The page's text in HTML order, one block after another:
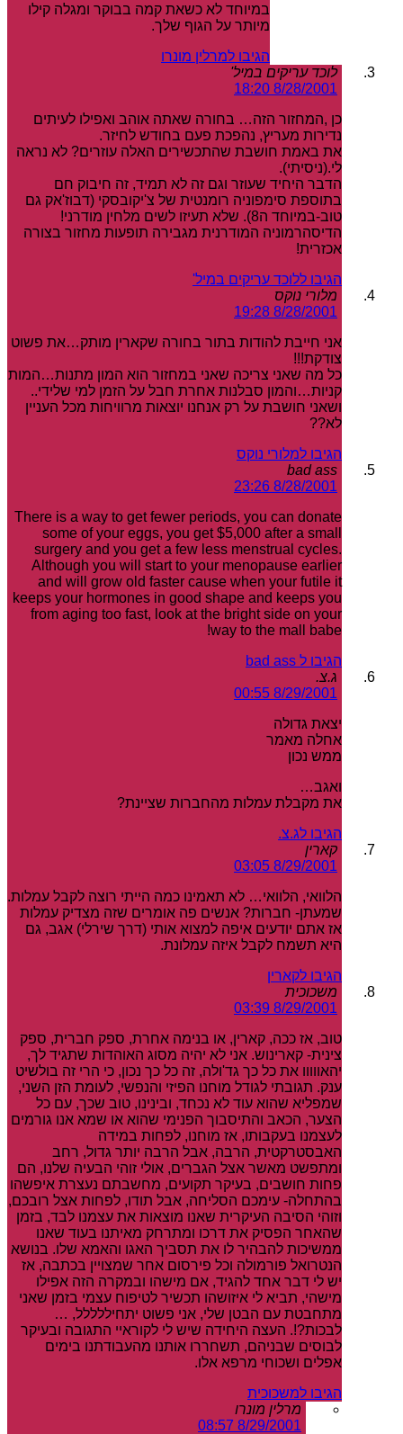
במיוחד לא כשאת קמה בבוקר ומגלה קילו
מיותר על הגוף שלך.
הגיבו למרלין מונרו
לוכד עריקים במיל'
8/28/2001 18:20
כן ,המחזור הזה… בחורה שאתה אוהב ואפילו לעיתים
נדירות מעריץ, נהפכת פעם בחודש לחיזר.
את באמת חושבת שהתכשירים האלה עוזרים? לא נראה
לי.(ניסיתי).
הדבר היחיד שעוזר וגם זה לא תמיד, זה חיבוק חם
בתוספת סימפוניה רומנטית של צ'יקובסקי (דבוז'אק גם
טוב-במיוחד ה8). שלא תעיזו לשים מלחין מודרני!
הדיסהרמוניה המודרנית מגבירה תופעות מחזור בצורה
אכזרית!
הגיבו ללוכד עריקים במיל'
מלורי נוקס
8/28/2001 19:28
אני חייבת להודות בתור בחורה שקארין מותק…את פשוט
צודקת!!!
כל מה שאני צריכה שאני במחזור הוא המון מתנות…המות
קניות…והמון סבלנות אחרת חבל על הזמן למי שלידי..
ושאני חושבת על רק אנחנו יוצאות מרוויחות מכל העניין
לא??
הגיבו למלורי נוקס
bad ass
8/28/2001 23:26
There is a way to get fewer periods, you can donate
some of your eggs, you get $5,000 after a small
surgery and you get a few less menstrual cycles.
Although you will start to your menopause earlier
and will grow old faster cause when your futile it
keeps your hormones in good shape and keeps you
from aging too fast, look at the bright side on your
way to the mall babe!
הגיבו ל bad ass
ג.צ.
8/29/2001 00:55
יצאת גדולה
אחלה מאמר
ממש נכון
ואגב…
את מקבלת עמלות מהחברות שציינת?
הגיבו לג.צ.
קארין
8/29/2001 03:05
הלוואי, הלוואי… לא תאמינו כמה הייתי רוצה לקבל עמלות.
שמעתן- חברות? אנשים פה אומרים שזה מצדיק עמלות
אז אתם יודעים איפה למצוא אותי (דרך שירלי) אגב, גם
היא תשמח לקבל איזה עמלונת.
הגיבו לקארין
משכוכית
8/29/2001 03:39
טוב, אז ככה, קארין, או בנימה אחרת, ספק חברית, ספק
צינית- קארינוש. אני לא יהיה מסוג האוהדות שתגיד לך,
יהאווווו את כל כך גד'ולה, זה כל כך נכון, כי הרי זה בולשיט
ענק. תגובתי לגודל מוחנו הפיזי והנפשי, לעומת הזן השני,
שמפליא שהוא עוד לא נכחד, ובינינו, טוב שכך, עם כל
הצער, הכאב והתיסבוך הפנימי שהוא או שמא אנו גורמים
לעצמנו בעקבותו, אז מוחנו, לפחות במידה
האבסטרקטית, הרבה, אבל הרבה יותר גדול, רחב
ומתפשט מאשר אצל הגברים, אולי זוהי הבעיה שלנו, הם
פחות חושבים, בעיקר תקועים, מחשבתם נעצרת איפשהו
בהתחלה- עימכם הסליחה, אבל תודו, לפחות אצל רובכם,
וזוהי הסיבה העיקרית שאנו מוצאות את עצמנו לבד, בזמן
שהאחר הפסיק את דרכו ומתרחק מאיתנו בעוד שאנו
ממשיכות להבהיר לו את תסביך האגו והאמא שלו. בנושא
הנטרואל פורמולה וכל פירסום אחר שמצויין בכתבה, אז
יש לי דבר אחד להגיד, אם מישהו ובמקרה הזה אפילו
מישהי, תביא לי איזושהו תכשיר לטיפוח עצמי בזמן שאני
מתחבטת עם הבטן שלי, אני פשוט יתחיללללל, …
לבכות?!. העצה היחידה שיש לי לקוראיי התגובה ובעיקר
לבוסים שבניהם, תשחררו אותנו מהעבודתנו בימים
אפלים ושכוחי מרפא אלו.
הגיבו למשכוכית
מרלין מונרו
8/29/2001 08:57